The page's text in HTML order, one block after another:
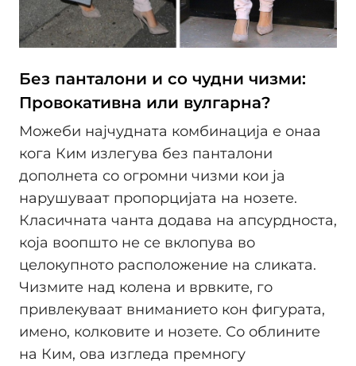
Без панталони и со чудни чизми:
Провокативна или вулгарна?
Можеби најчудната комбинација е онаа
кога Ким излегува без панталони
дополнета со огромни чизми кои ја
нарушуваат пропорцијата на нозете.
Класичната чанта додава на апсурдноста,
која воопшто не се вклопува во
целокупното расположение на сликата.
Чизмите над колена и врвките, го
привлекуваат вниманието кон фигурата,
имено, колковите и нозете. Со облините
на Ким, ова изгледа премногу